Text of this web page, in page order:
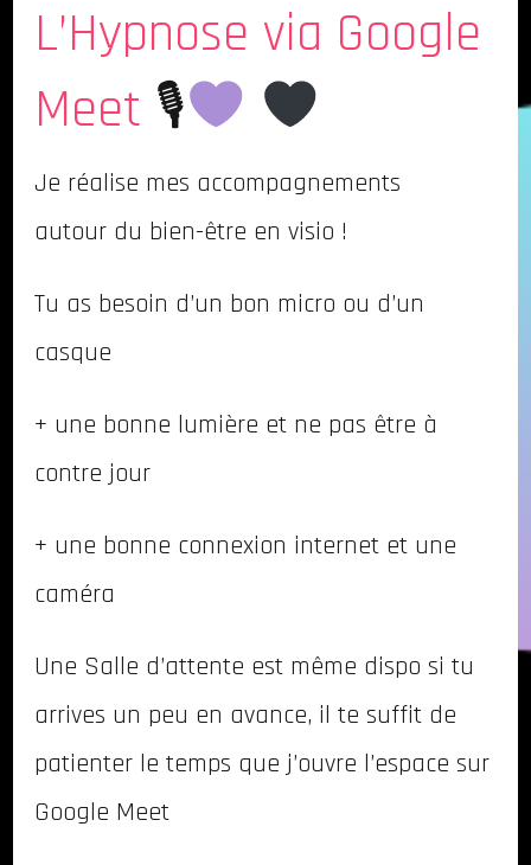
L’Hypnose via Google
Meet 🎙
Je réalise mes accompagnements
autour du bien-être en visio !
Tu as besoin d’un bon micro ou d’un
casque
+ une bonne lumière et ne pas être à
contre jour
+ une bonne connexion internet et une
caméra
Une Salle d’attente est même dispo si tu
arrives un peu en avance, il te suffit de
patienter le temps que j’ouvre l’espace sur
Google Meet